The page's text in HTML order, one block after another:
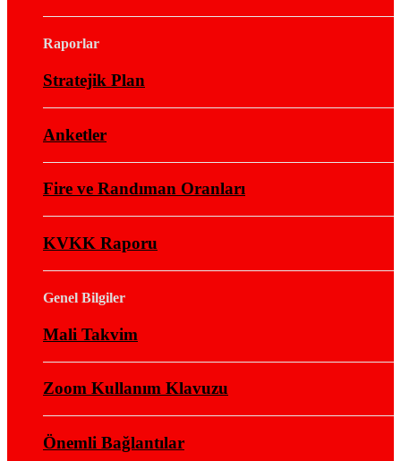
Raporlar
Stratejik Plan
Anketler
Fire ve Randıman Oranları
KVKK Raporu
Genel Bilgiler
Mali Takvim
Zoom Kullanım Klavuzu
Önemli Bağlantılar